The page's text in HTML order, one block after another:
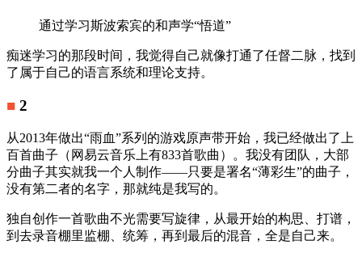
通过学习斯波索宾的和声学“悟道”
痴迷学习的那段时间，我觉得自己就像打通了任督二脉，找到
了属于自己的语言系统和理论支持。
■ 2
从2013年做出“雨血”系列的游戏原声带开始，我已经做出了上
百首曲子（网易云音乐上有833首歌曲）。我没有团队，大部
分曲子其实就我一个人制作——只要是署名“薄彩生”的曲子，
没有第二者的名字，那就纯是我写的。
独自创作一首歌曲不光需要写旋律，从最开始的构思、打谱，
到去录音棚里监棚、统筹，再到最后的混音，全是自己来。